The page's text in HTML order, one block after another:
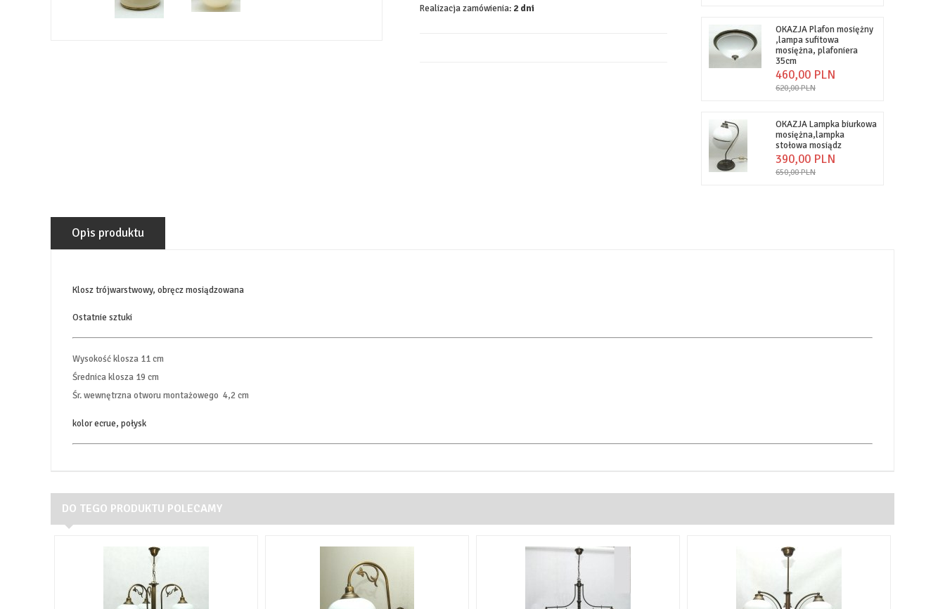
Realizacja zamówienia: 2 dni
OKAZJA Plafon mosiężny
,lampa sufitowa
mosiężna, plafoniera
35cm
460,00 PLN
620,00 PLN
OKAZJA Lampka biurkowa
mosiężna,lampka
stołowa mosiądz
390,00 PLN
650,00 PLN
Opis produktu
Klosz trójwarstwowy, obręcz mosiądzowana
Ostatnie sztuki
Wysokość klosza 11 cm
Średnica klosza 19 cm
Śr. wewnętrzna otworu montażowego 4,2 cm
kolor ecrue, połysk
DO TEGO PRODUKTU POLECAMY